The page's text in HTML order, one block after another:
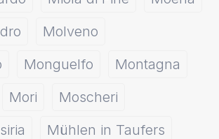
Molveno
Monguelfo
Montagna
Mori
Moscheri
Mühlen in Taufers